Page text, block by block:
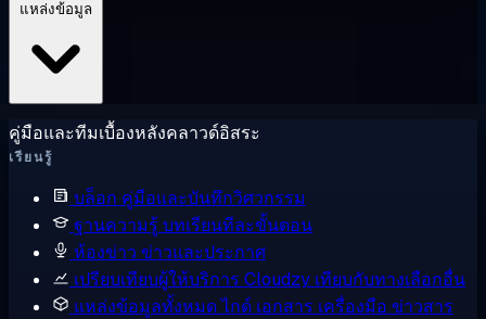
คู่มือและทีมเบื้องหลังคลาวด์อิสระ
เรียนรู้
บล็อก คู่มือและบันทึกวิศวกรรม
ฐานความรู้ บทเรียนทีละขั้นตอน
ห้องข่าว ข่าวและประกาศ
เปรียบเทียบผู้ให้บริการ Cloudzy เทียบกับทางเลือกอื่น
แหล่งข้อมูลทั้งหมดไกด์ เอกสาร เครื่องมือ ข่าวสาร